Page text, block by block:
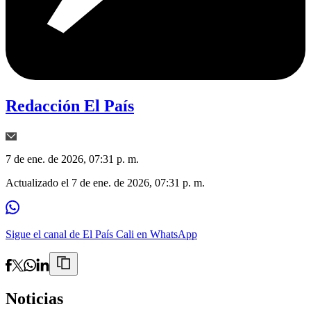
Redacción El País
7 de ene. de 2026, 07:31 p. m.
Actualizado el 7 de ene. de 2026, 07:31 p. m.
Sigue el canal de El País Cali en WhatsApp
Noticias